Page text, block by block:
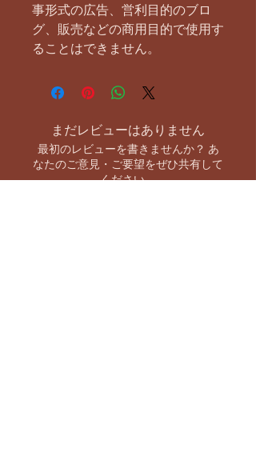
事形式の広告、営利目的のブロ
グ、販売などの商用目的で使用す
ることはできません。
まだレビューはありません
最初のレビューを書きませんか？ あ
なたのご意見・ご要望をぜひ共有して
ください。